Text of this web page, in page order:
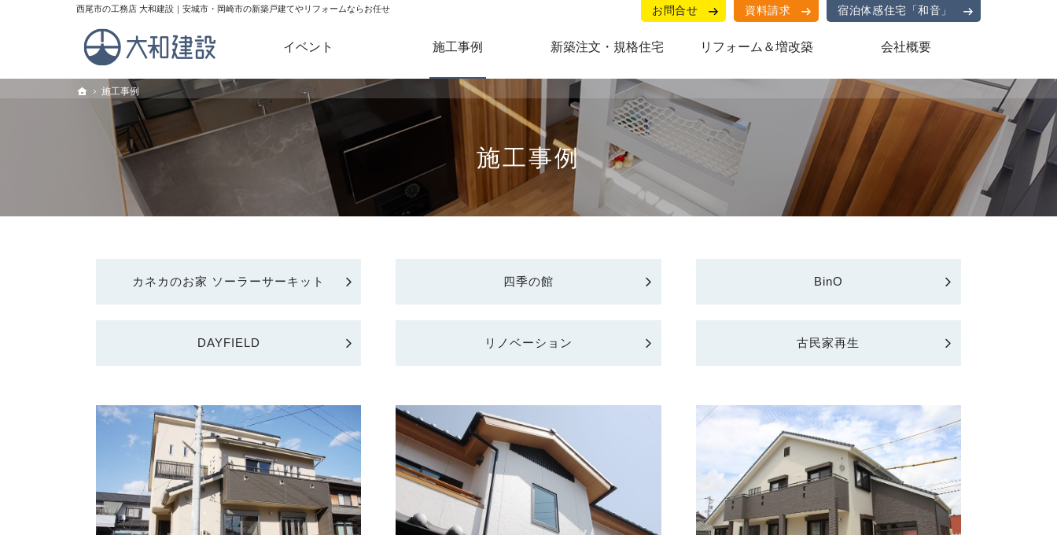
トップ
施工事例
施工事例
理想の住宅を建てるお手伝い。西尾市・安城市・岡崎市の新築戸建てやリフォームのことなら当社へ。
西尾市の工務店 大和建設｜安城市・岡崎市の新築戸建てやリフォームならお任せ
カネカのお家 ソーラーサーキット 四季の館 BinO
DAYFIELD リノベーション 古民家再生
お問合せ 資料請求 宿泊体感住宅「和音」
Home
イベント 施工事例 新築注文・規格住宅 リフォーム＆増改築 会社概要
トップ
施工事例